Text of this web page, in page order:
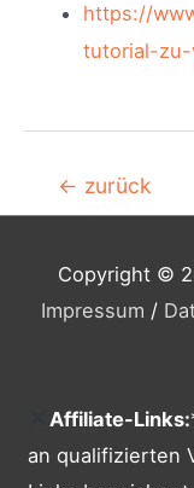
https://
tutorial-
Beitragsnavigation
← zurück
Copyright ©
Impressum /
Affiliate-Links:
an qualifizierten